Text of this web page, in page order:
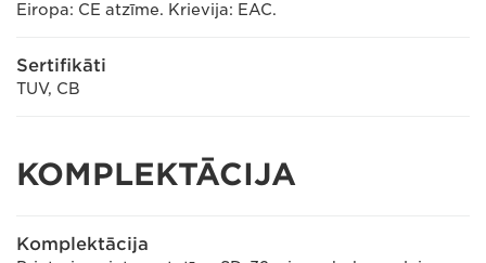
Eiropa: CE atzīme. Krievija: EAC.
Sertifikāti
TUV, CB
KOMPLEKTĀCIJA
Komplektācija